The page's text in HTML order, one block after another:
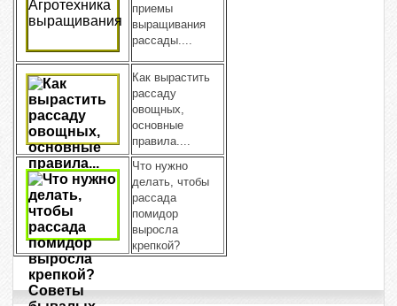
приемы
выращивания
рассады....
Как вырастить
рассаду
овощных,
основные
правила....
Что нужно
делать, чтобы
рассада
помидор
выросла
крепкой?